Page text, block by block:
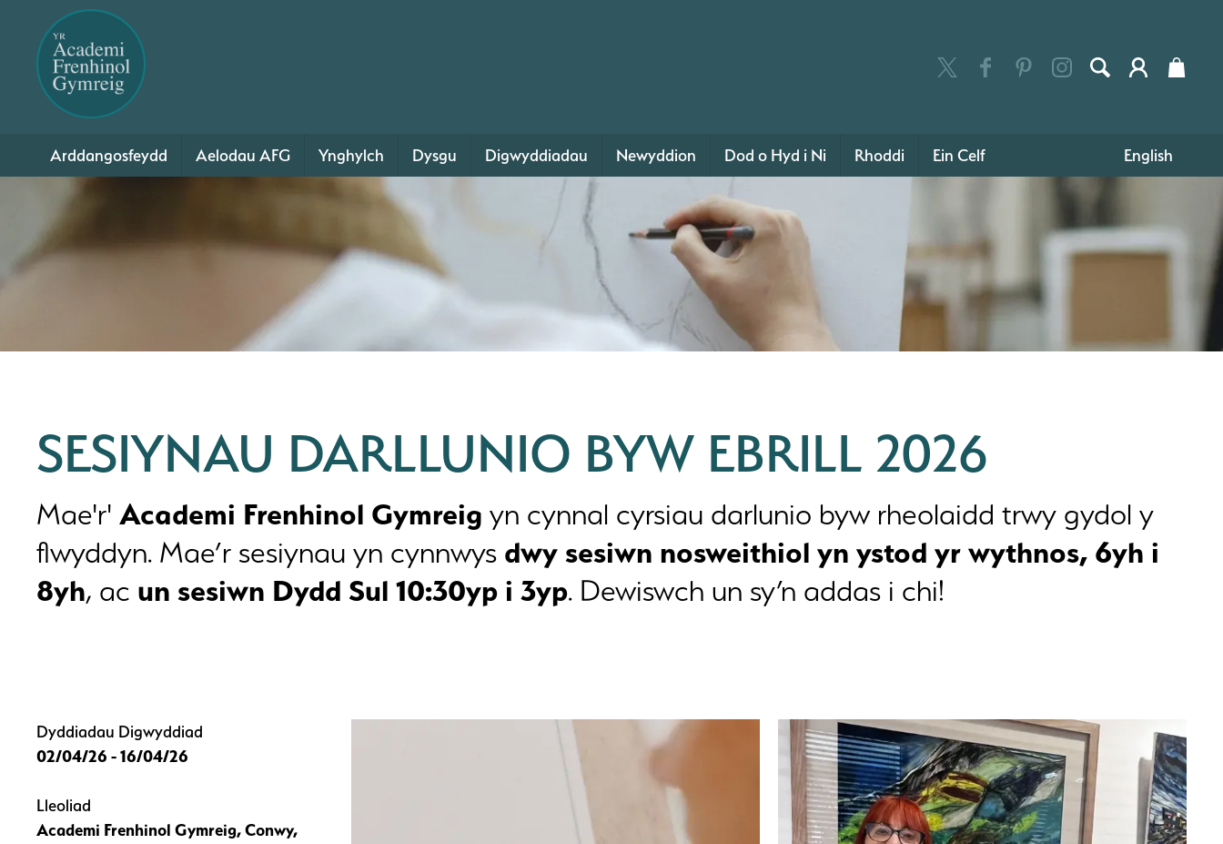
Arddangosfeydd Aelodau AFG Ynghylch Dysgu Digwyddiadau Newyddion Dod o Hyd i Ni Rhoddi Ein Celf English
SESIYNAU DARLLUNIO BYW EBRILL 2026
Mae'r' Academi Frenhinol Gymreig yn cynnal cyrsiau darlunio byw rheolaidd trwy gydol y
flwyddyn. Mae’r sesiynau yn cynnwys dwy sesiwn nosweithiol yn ystod yr wythnos, 6yh i
8yh, ac un sesiwn Dydd Sul 10:30yp i 3yp. Dewiswch un sy’n addas i chi!
Dyddiadau Digwyddiad
02/04/26 - 16/04/26
Lleoliad
Academi Frenhinol Gymreig, Conwy,